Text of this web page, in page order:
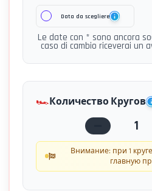
Data da scegliere
Le date con * sono ancora
caso di cambio riceverai un
🏎️Количество Кругов
1
Внимание: при 1
главную